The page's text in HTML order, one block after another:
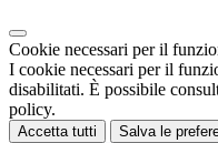
Cookie necessari per il
I cookie necessari per il
disabilitati. È possibile
policy.
Accetta tutti Salva le